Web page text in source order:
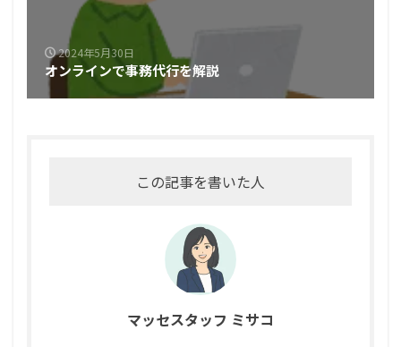
2024年5月30日
オンラインで事務代行を解説
この記事を書いた人
マッセスタッフ ミサコ